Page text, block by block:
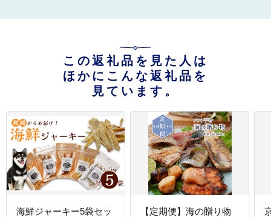
この返礼品を見た人は
ほかにこんな返礼品を
見ています。
海鮮ジャーキー5袋セッ
【定期便】海の贈り物